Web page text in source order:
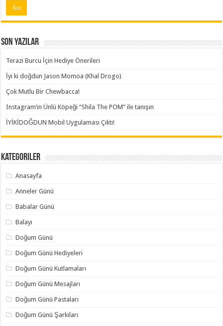
Son Yazılar
Terazi Burcu İçin Hediye Önerileri
İyi ki doğdun Jason Momoa (Khal Drogo)
Çok Mutlu Bir Chewbacca!
Instagram’ın Ünlü Köpeği “Shila The POM” ile tanışın
İYİKİDOĞDUN Mobil Uygulaması Çıktı!
Kategoriler
Anasayfa
Anneler Günü
Babalar Günü
Balayı
Doğum Günü
Doğum Günü Hediyeleri
Doğum Günü Kutlamaları
Doğum Günü Mesajları
Doğum Günü Pastaları
Doğum Günü Şarkıları